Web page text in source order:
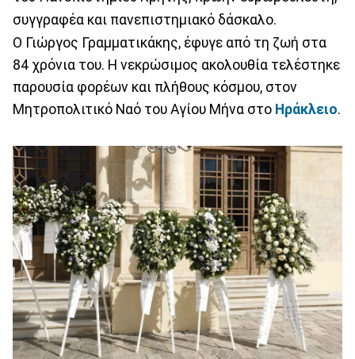
συγγραφέα και πανεπιστημιακό δάσκαλο.
Ο Γιώργος Γραμματικάκης, έφυγε από τη ζωή στα
84 χρόνια του. Η νεκρώσιμος ακολουθία τελέστηκε
παρουσία φορέων και πλήθους κόσμου, στον
Μητροπολιτικό Ναό του Αγίου Μήνα στο Ηράκλειο.